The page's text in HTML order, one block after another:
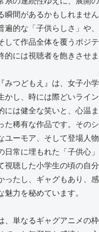
瞬間があるかもしれませ
遍的な「子供らしさ」や
して作品全体を覆うポジ
的には視聴者を飽きさせま
みつどもえ』は、女子小
かし、時には際どいライ
には健全な笑いと、心温
た稀有な作品です。その
ユーモア、そして登場人
日常に埋もれた「子供心
視聴した小学生の頃の自
ったし、ギャグもあり、
魅力を秘めています。
、単なるギャグアニメの